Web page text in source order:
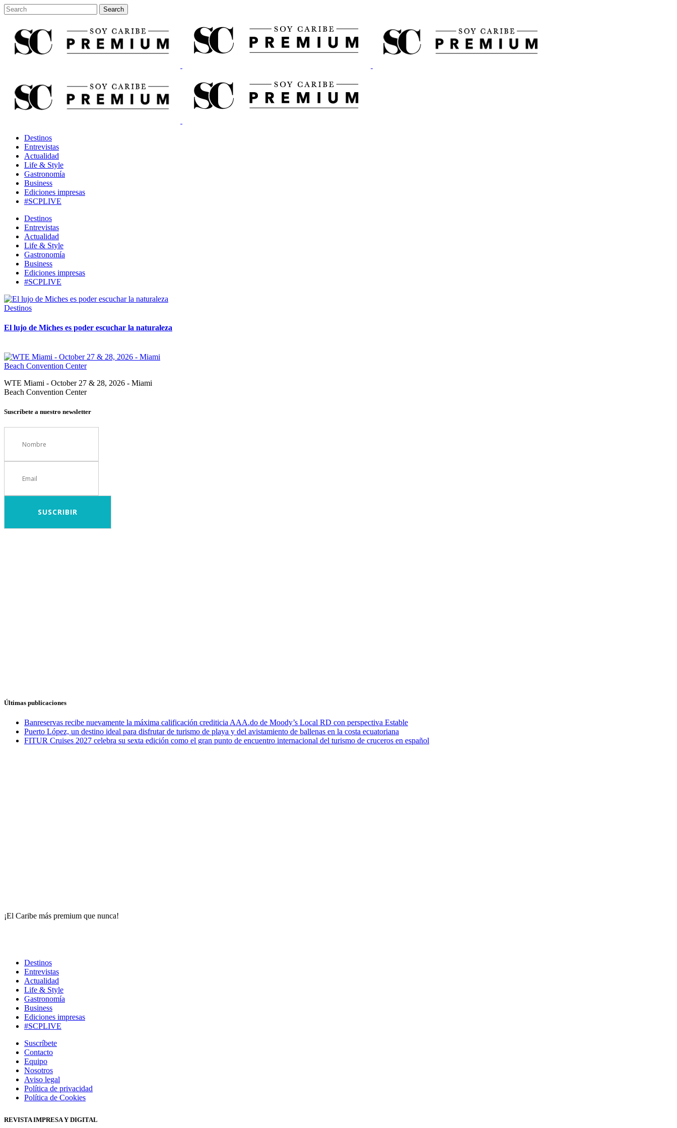
Destinos
Entrevistas
Actualidad
Life & Style
Gastronomía
Business
Ediciones impresas
#SCPLIVE
Destinos
Entrevistas
Actualidad
Life & Style
Gastronomía
Business
Ediciones impresas
#SCPLIVE
Destinos
El lujo de Miches es poder escuchar la naturaleza
WTE Miami - October 27 & 28, 2026 - Miami
Beach Convention Center
Suscríbete a nuestro newsletter
Últimas publicaciones
Banreservas recibe nuevamente la máxima calificación crediticia AAA.do de Moody’s Local RD con perspectiva Estable
Puerto López, un destino ideal para disfrutar de turismo de playa y del avistamiento de ballenas en la costa ecuatoriana
FITUR Cruises 2027 celebra su sexta edición como el gran punto de encuentro internacional del turismo de cruceros en español
¡El Caribe más premium que nunca!
Destinos
Entrevistas
Actualidad
Life & Style
Gastronomía
Business
Ediciones impresas
#SCPLIVE
Suscríbete
Contacto
Equipo
Nosotros
Aviso legal
Política de privacidad
Política de Cookies
REVISTA IMPRESA Y DIGITAL